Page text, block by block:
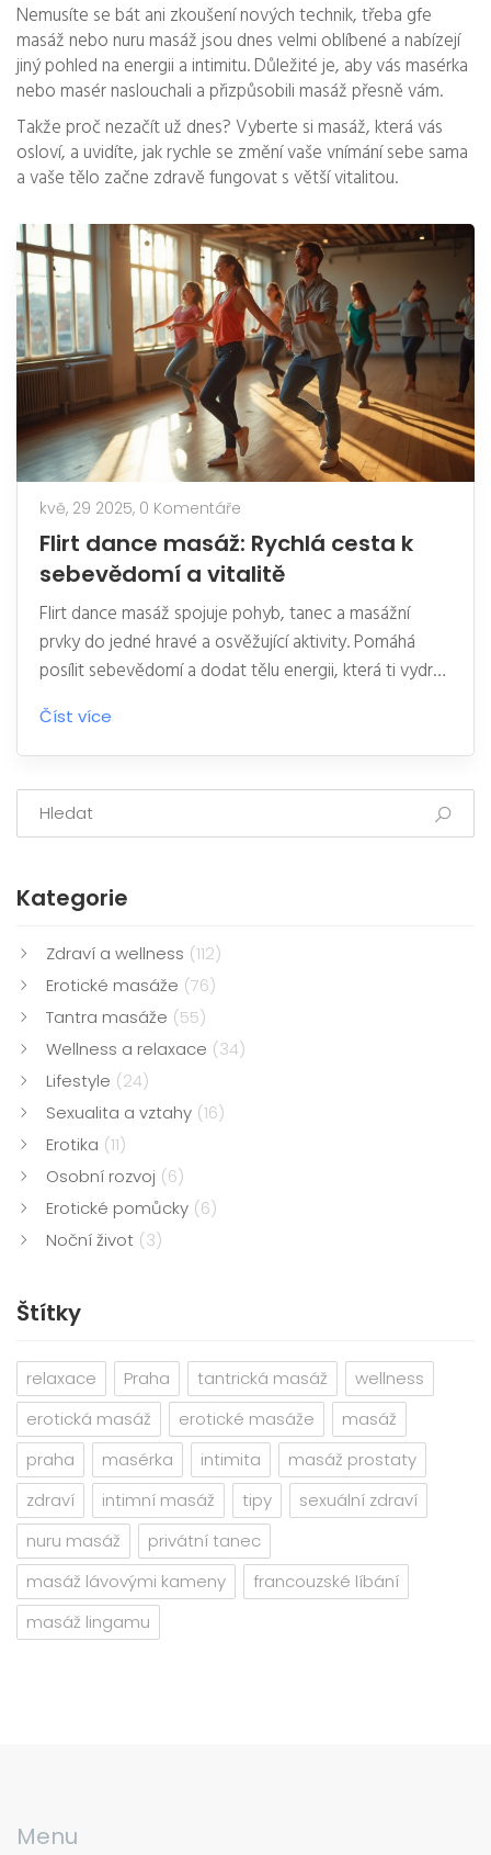
Nemusíte se bát ani zkoušení nových technik, třeba gfe
masáž nebo nuru masáž jsou dnes velmi oblíbené a nabízejí
jiný pohled na energii a intimitu. Důležité je, aby vás masérka
nebo masér naslouchali a přizpůsobili masáž přesně vám.
Takže proč nezačít už dnes? Vyberte si masáž, která vás
osloví, a uvidíte, jak rychle se změní vaše vnímání sebe sama
a vaše tělo začne zdravě fungovat s větší vitalitou.
kvě, 29 2025, 0 Komentáře
Flirt dance masáž: Rychlá cesta k
sebevědomí a vitalitě
Flirt dance masáž spojuje pohyb, tanec a masážní
prvky do jedné hravé a osvěžující aktivity. Pomáhá
posílit sebevědomí a dodat tělu energii, která ti vydrží
celý den. Hodí se pro každého, kdo se chce cítit lépe
ve svém těle a zároveň si užít chvíle radosti. V článku
najdeš tipy, jak začít, i zajímavé postřehy o tom, proč
flirt dance masáž přitahuje stále víc lidí. Pokud hledáš
nenáročný způsob, jak si zvednout náladu a vitalitu, jsi
tady správně.
Číst více
Kategorie
Zdraví a wellness (112)
Erotické masáže (76)
Tantra masáže (55)
Wellness a relaxace (34)
Lifestyle (24)
Sexualita a vztahy (16)
Erotika (11)
Osobní rozvoj (6)
Erotické pomůcky (6)
Noční život (3)
Štítky
relaxace Praha tantrická masáž
wellness
erotická masáž
erotické masáže
masáž
praha
masérka intimita
masáž prostaty
zdraví
intimní masáž tipy
sexuální zdraví
nuru masáž
privátní tanec
masáž lávovými kameny
francouzské líbání
masáž lingamu
Menu